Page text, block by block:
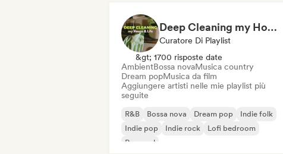
Deep Cleaning my House and Life 🫧 Bedroom Pop & Indie Pop
Curatore Di Playlist
&gt; 1700 risposte date
AmbientBossa novaMusica country
Dream popMusica da film
Aggiungere artisti nelle mie playlist più
seguite
R&B Bossa nova Dream pop
Indie folk
Indie pop
Indie rock
Lofi bedroom
Pop soul